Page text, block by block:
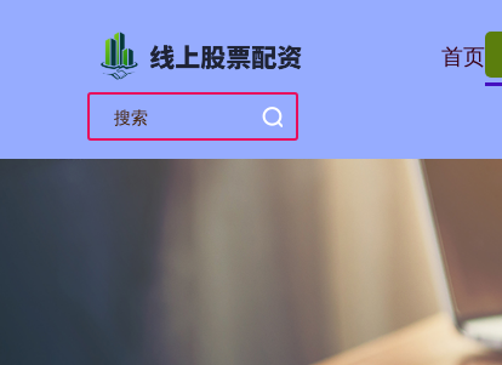
首页